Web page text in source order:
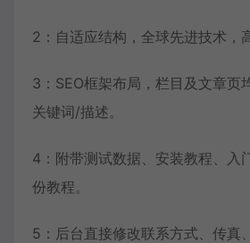
2：自适应结构，全球先进技术，
3：SEO框架布局，栏目及文章页
关键词/描述。
4：附带测试数据、安装教程、入
份教程。
5：后台直接修改联系方式、传真